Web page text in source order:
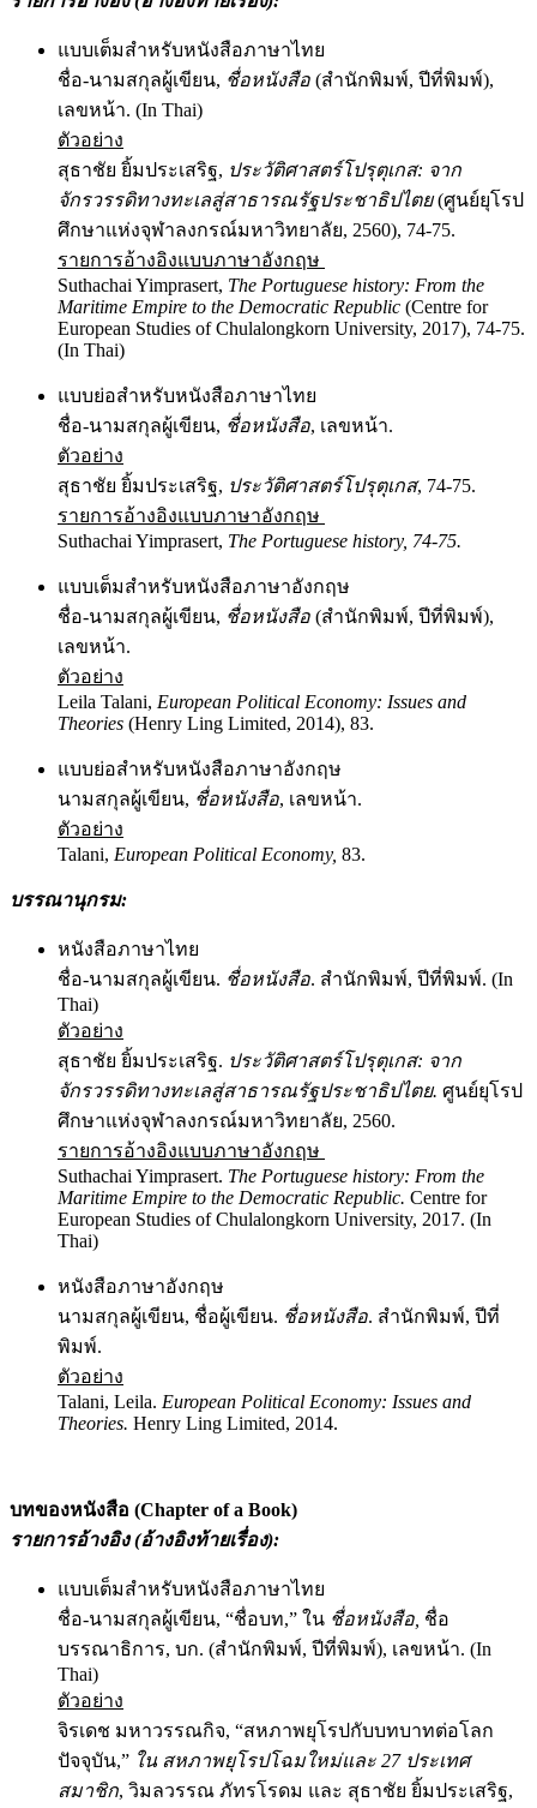
แบบเต็มสำหรับหนังสือภาษาไทย
ชื่อ-นามสกุลผู้เขียน, ชื่อหนังสือ (สำนักพิมพ์, ปีที่พิมพ์),
เลขหน้า. (In Thai)
ตัวอย่าง
สุธาชัย ยิ้มประเสริฐ, ประวัติศาสตร์โปรุตุเกส: จาก
จักรวรรดิทางทะเลสู่สาธารณรัฐประชาธิปไตย(ศูนย์ยุโรป
ศึกษาแห่งจุฬาลงกรณ์มหาวิทยาลัย, 2560), 74-75.
รายการอ้างอิงแบบภาษาอังกฤษ
Suthachai Yimprasert, The Portuguese history: From the
Maritime Empire to the Democratic Republic (Centre for
European Studies of Chulalongkorn University, 2017), 74-75.
(In Thai)
แบบย่อสำหรับหนังสือภาษาไทย
ชื่อ-นามสกุลผู้เขียน, ชื่อหนังสือ, เลขหน้า.
ตัวอย่าง
สุธาชัย ยิ้มประเสริฐ, ประวัติศาสตร์โปรุตุเกส, 74-75.
รายการอ้างอิงแบบภาษาอังกฤษ
Suthachai Yimprasert, The Portuguese history, 74-75.
แบบเต็มสำหรับหนังสือภาษาอังกฤษ
ชื่อ-นามสกุลผู้เขียน, ชื่อหนังสือ (สำนักพิมพ์, ปีที่พิมพ์),
เลขหน้า.
ตัวอย่าง
Leila Talani, European Political Economy: Issues and
Theories (Henry Ling Limited, 2014), 83.
แบบย่อสำหรับหนังสือภาษาอังกฤษ
นามสกุลผู้เขียน, ชื่อหนังสือ, เลขหน้า.
ตัวอย่าง
Talani, European Political Economy, 83.
บรรณานุกรม:
หนังสือภาษาไทย
ชื่อ-นามสกุลผู้เขียน. ชื่อหนังสือ. สำนักพิมพ์, ปีที่พิมพ์. (In
Thai)
ตัวอย่าง
สุธาชัย ยิ้มประเสริฐ. ประวัติศาสตร์โปรุตุเกส: จาก
จักรวรรดิทางทะเลสู่สาธารณรัฐประชาธิปไตย. ศูนย์ยุโรป
ศึกษาแห่งจุฬาลงกรณ์มหาวิทยาลัย, 2560.
รายการอ้างอิงแบบภาษาอังกฤษ
Suthachai Yimprasert. The Portuguese history: From the
Maritime Empire to the Democratic Republic. Centre for
European Studies of Chulalongkorn University, 2017. (In
Thai)
หนังสือภาษาอังกฤษ
นามสกุลผู้เขียน, ชื่อผู้เขียน. ชื่อหนังสือ. สำนักพิมพ์, ปีที่
พิมพ์.
ตัวอย่าง
Talani, Leila. European Political Economy: Issues and
Theories. Henry Ling Limited, 2014.
บทของหนังสือ (Chapter of a Book)
รายการอ้างอิง (อ้างอิงท้ายเรื่อง):
แบบเต็มสำหรับหนังสือภาษาไทย
ชื่อ-นามสกุลผู้เขียน, “ชื่อบท,” ใน ชื่อหนังสือ, ชื่อ
บรรณาธิการ, บก. (สำนักพิมพ์, ปีที่พิมพ์), เลขหน้า. (In
Thai)
ตัวอย่าง
จิรเดช มหาวรรณกิจ, “สหภาพยุโรปกับบทบาทต่อโลก
ปัจจุบัน,” ใน สหภาพยุโรปโฉมใหม่และ 27 ประเทศ
สมาชิก, วิมลวรรณ ภัทรโรดม และ สุธาชัย ยิ้มประเสริฐ,